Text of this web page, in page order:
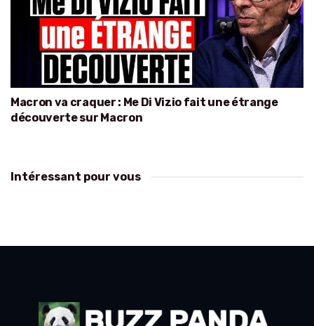
Macron va craquer : Me Di Vizio fait une étrange
découverte sur Macron
Intéressant pour vous